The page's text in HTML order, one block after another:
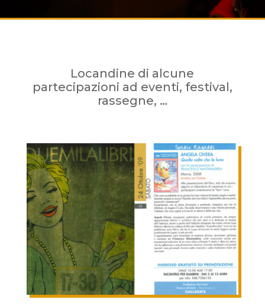
Locandine di alcune
partecipazioni ad eventi, festival,
rassegne, …